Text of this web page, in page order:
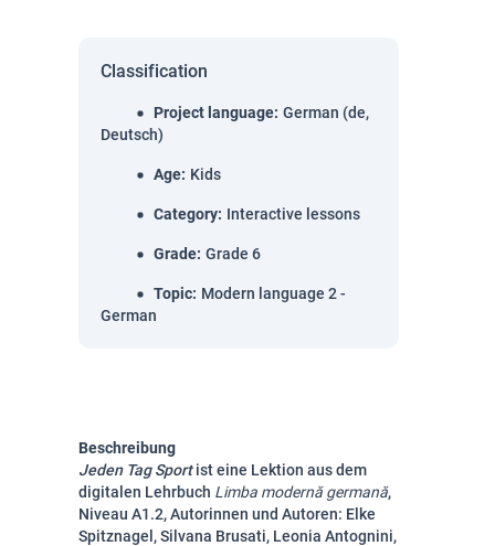
Classification
Project language: German (de,
Deutsch)
Age: Kids
Category: Interactive lessons
Grade: Grade 6
Topic: Modern language 2 -
German
Beschreibung
Jeden Tag Sportist eine Lektion aus dem
digitalen Lehrbuch Limba modernă germană,
Niveau A1.2, Autorinnen und Autoren: Elke
Spitznagel, Silvana Brusati, Leonia Antognini,